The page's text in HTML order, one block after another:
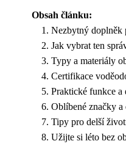
Obsah článku:
Nezbytný doplněk
Jak vybrat ten
Typy a materiály
Certifikace
Praktické funkce a
Oblíbené značky a
Tipy pro delší
Užijte si léto bez